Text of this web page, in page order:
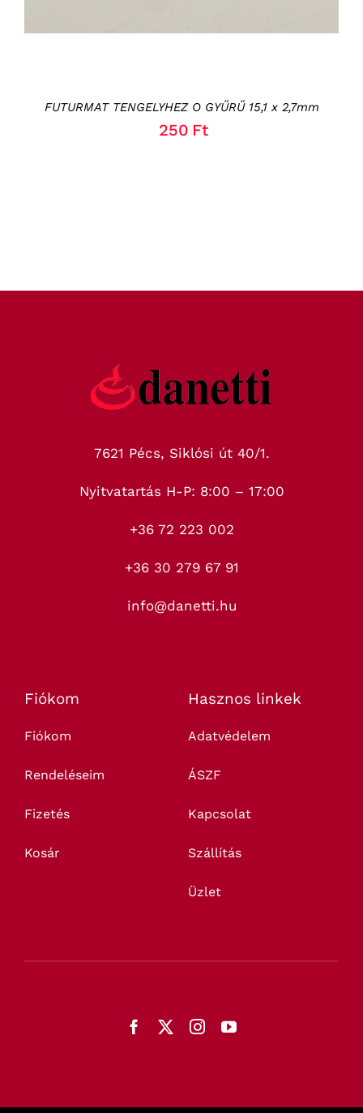
FUTURMAT TENGELYHEZ O GYŰRŰ 15,1 x 2,7mm
250 Ft
7621 Pécs, Siklósi út 40/1.
Nyitvatartás H-P: 8:00 – 17:00
+36 72 223 002
+36 30 279 67 91
info@danetti.hu
Fiókom
Fiókom
Rendeléseim
Fizetés
Kosár
Hasznos linkek
Adatvédelem
ÁSZF
Kapcsolat
Szállítás
Üzlet